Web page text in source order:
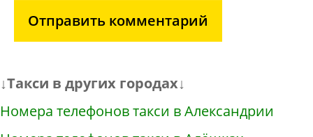
Отправить комментарий
↓Такси в других городах↓
Номера телефонов такси в Александрии